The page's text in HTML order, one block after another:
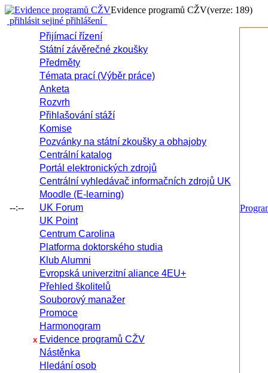
Evidence programů CŽV(verze: 189)
přihlásit sejiné přihlášení
--:--
Přijímací řízení
Státní závěrečné zkoušky
Předměty
Témata prací (Výběr práce)
Anketa
Rozvrh
Přihlašování stáží
Komise
Pozvánky na státní zkoušky a obhajoby
Centrální katalog
Portál elektronických zdrojů
Centrální vyhledávač informačních zdrojů UK
Moodle (E-learning)
UK Forum
UK Point
Centrum Carolina
Platforma doktorského studia
Klub Alumni
Evropská univerzitní aliance 4EU+
Přehled školitelů
Souborový manažer
Promoce
Harmonogram
x Evidence programů CŽV
Nástěnka
Hledání osob